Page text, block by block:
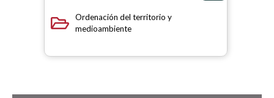
Ordenación del territorio y
medioambiente